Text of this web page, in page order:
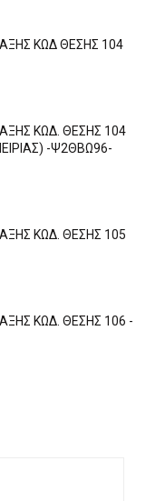
ΚΩΔ ΘΕΣΗΣ 104
ΚΩΔ. ΘΕΣΗΣ 104
-Ψ2ΘΒΩ96-
ΚΩΔ. ΘΕΣΗΣ 105
ΚΩΔ. ΘΕΣΗΣ 106 -